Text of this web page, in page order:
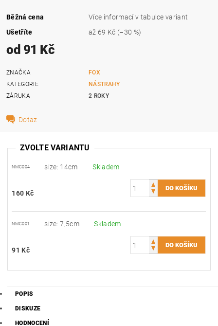
Běžná cena
Více informací v tabulce variant
Ušetříte
až 69 Kč (–30 %)
od 91 Kč
ZNAČKA
FOX
KATEGORIE
NÁSTRAHY
ZÁRUKA
2 ROKY
Dotaz
ZVOLTE VARIANTU
NMC004 size: 14cm Skladem
160 Kč
NMC001 size: 7,5cm Skladem
91 Kč
POPIS
DISKUZE
HODNOCENÍ